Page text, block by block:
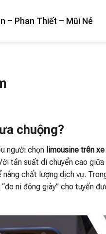
– Phan Thiết – Mũi Né
chuộng?
người chọn limousine trên
tần suất di chuyển cao giữa
chất lượng dịch vụ.
ni đóng giày” cho tuyến